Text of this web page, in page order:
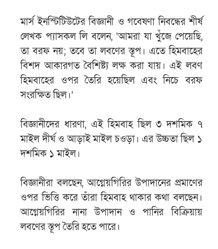
মার্স ইনস্টিটিউটের বিজ্ঞানী ও গবেষণা নিবন্ধের শীর্ষ
লেখক প্যাসকল লি বলেন, ‘আমরা যা খুঁজে পেয়েছি,
তা বরফ নয়; তবে তা লবণের স্তূপ। এতে হিমবাহের
বিশদ আকারগত বৈশিষ্ট্য লক্ষ করা যায়। এই লবণ
হিমবাহের ওপর তৈরি হয়েছিল এবং নিচে বরফ
সংরক্ষিত ছিল।’
বিজ্ঞানীদের ধারণা, এই হিমবাহ ছিল ৩ দশমিক ৭
মাইল দীর্ঘ ও আড়াই মাইল চওড়া। এর উচ্চতা ছিল ১
দশমিক ১ মাইল।
বিজ্ঞানীরা বলছেন, আগ্নেয়গিরির উপাদানের প্রমাণের
ওপর ভিত্তি করে তাঁরা হিমবাহ থাকার কথা বলছেন।
আগ্নেয়গিরির নানা উপাদান ও পানির বিক্রিয়ায়
লবণের স্তূপ তৈরি হতে পারে।